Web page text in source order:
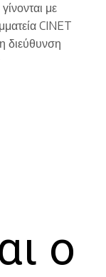
με
CINET
διεύθυνση
ο